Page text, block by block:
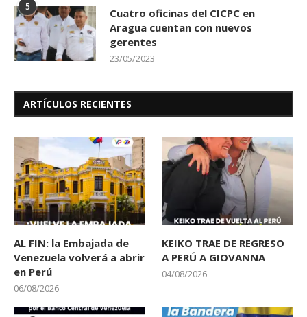
5
Cuatro oficinas del CICPC en
Aragua cuentan con nuevos
gerentes
23/05/2023
ARTÍCULOS RECIENTES
AL FIN: la Embajada de
Venezuela volverá a abrir
en Perú
06/08/2026
KEIKO TRAE DE REGRESO
A PERÚ A GIOVANNA
04/08/2026